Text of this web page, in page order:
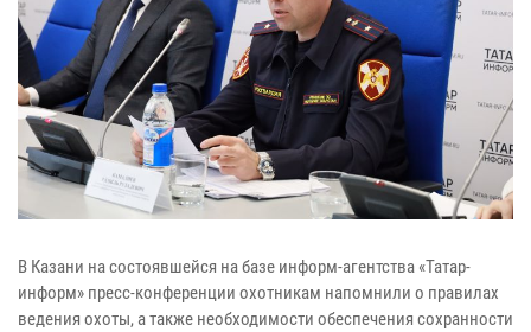
В Казани на состоявшейся на базе информ-агентства «Татар-
информ» пресс-конференции охотникам напомнили о правилах
ведения охоты, а также необходимости обеспечения сохранности